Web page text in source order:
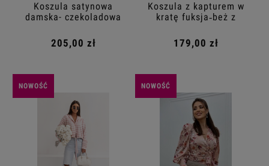
Koszula satynowa
damska- czekoladowa
205,00 zł
Koszula z kapturem w
kratę fuksja‑beż z
179,00 zł
NOWOŚĆ NOWOŚĆ